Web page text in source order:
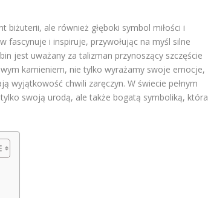
ale również głęboki symbol miłości i
fascynuje i inspiruje, przywołując na myśl silne
jest uważany za talizman przynoszący szczęście
kamieniem, nie tylko wyrażamy swoje emocje,
wyjątkowość chwili zaręczyn. W świecie pełnym
swoją urodą, ale także bogatą symboliką, która